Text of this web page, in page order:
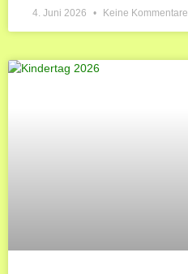
4. Juni 2026 Keine Kommentare